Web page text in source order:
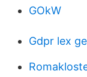
GOkW
Gdpr lex